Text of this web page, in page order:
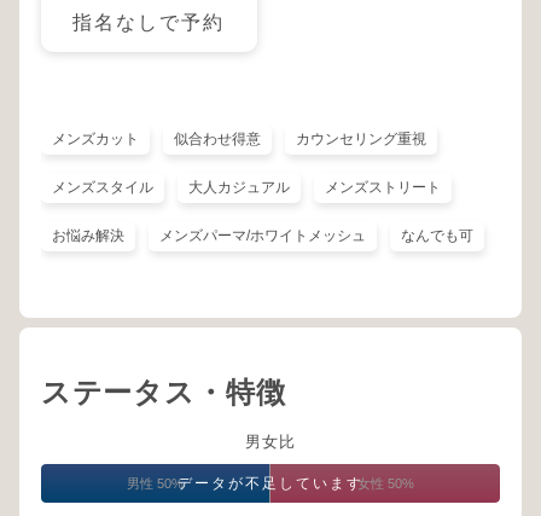
指名なしで予約
メンズカット 似合わせ得意 カウンセリング重視
メンズスタイル 大人カジュアル メンズストリート
お悩み解決 メンズパーマ/ホワイトメッシュ なんでも可
ステータス・特徴
男女比
データが不足しています
男性 50% 女性 50%